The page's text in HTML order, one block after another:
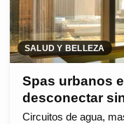
SALUD Y BELLEZA
Spas urbanos
desconectar
Circuitos de agua,